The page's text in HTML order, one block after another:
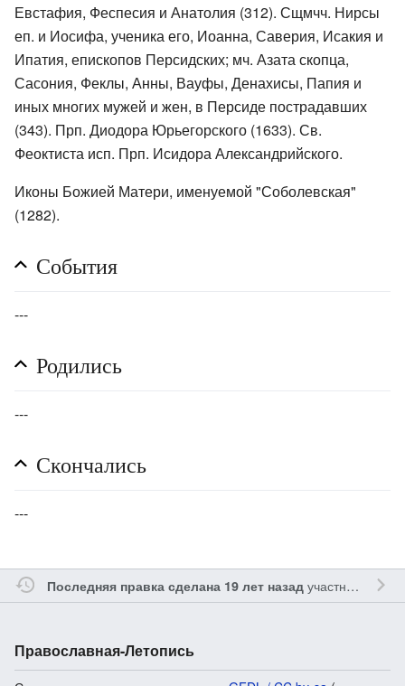
Евстафия, Феспесия и Анатолия (312). Сщмчч. Нирсы
еп. и Иосифа, ученика его, Иоанна, Саверия, Исакия и
Ипатия, епископов Персидских; мч. Азата скопца,
Сасония, Феклы, Анны, Вауфы, Денахисы, Папия и
иных многих мужей и жен, в Персиде пострадавших
(343). Прп. Диодора Юрьегорского (1633). Св.
Феоктиста исп. Прп. Исидора Александрийского.
Иконы Божией Матери, именуемой "Соболевская"
(1282).
События
---
Родились
---
Скончались
---
Последняя правка сделана 19 лет назадучастником Gleb
Православная-Летопись